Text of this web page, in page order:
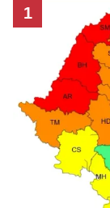
1